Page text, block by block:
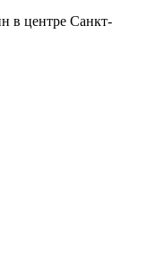
в центре Санкт-